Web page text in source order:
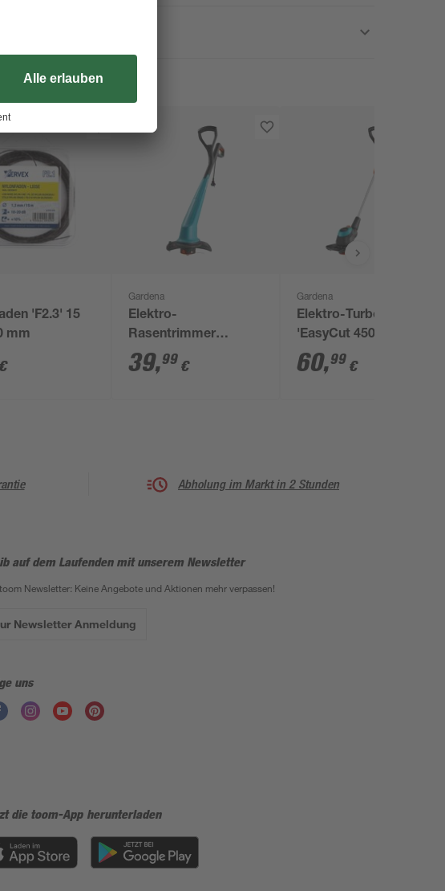
'F2.3' 15
mm
€
Gardena
Elektro-
Rasentrimmer
'SmallCut 300/23'
39,99 €
Gardena
Elektro-Turbotrimmer
'EasyCut 450/25'
60,99 €
Abholung im Markt in 2 Stunden
auf dem Laufenden mit unserem Newsletter
Newsletter: Keine Angebote und Aktionen mehr verpassen!
Newsletter Anmeldung
uns
die toom-App herunterladen